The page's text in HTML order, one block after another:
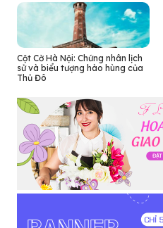
Cột Cờ Hà Nội: Chứng nhân lịch
sử và biểu tượng hào hùng của
Thủ Đô